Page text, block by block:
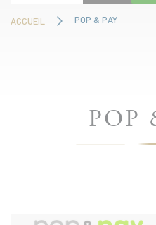
ACCUEIL POP & PAY
POP